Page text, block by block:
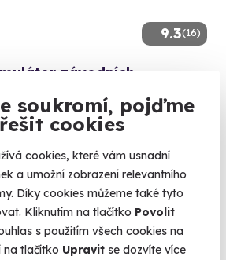
soukromí, pojďme
cookies
cookies, které vám usnadní
a umožní zobrazení relevantního
Díky cookies můžeme také tyto
Kliknutím na tlačítko Povolit
s použitím všech cookies na
na tlačítko Upravit se dozvíte více
9.3(16)
závodních
závodě GT3 nebo WRC Rallye
(Mělník)